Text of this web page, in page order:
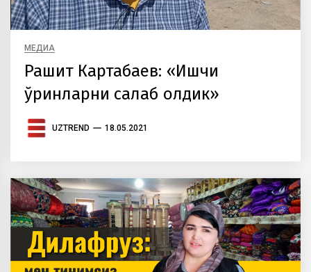
МЕДИА
Рашит Картабаев: «Ишчи
ўринларни сақлаб қолдик»
UZTREND 18.05.2021